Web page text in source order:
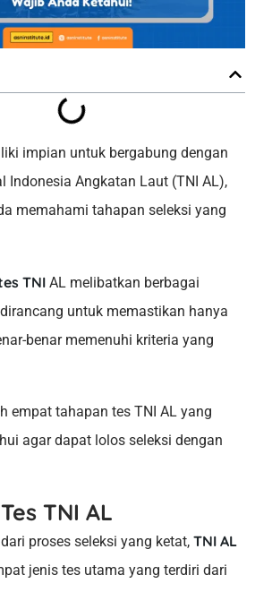
impian untuk bergabung dengan
Indonesia Angkatan Laut (TNI AL),
memahami tahapan seleksi yang
TNI AL melibatkan berbagai
untuk memastikan hanya
benar memenuhi kriteria yang
empat tahapan tes TNI AL yang
agar dapat lolos seleksi dengan
TNI AL
proses seleksi yang ketat, TNI AL
jenis tes utama yang terdiri dari